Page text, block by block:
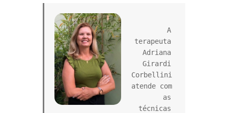
A
terapeuta
Adriana
Girardi
Corbellini
atende com
as
técnicas